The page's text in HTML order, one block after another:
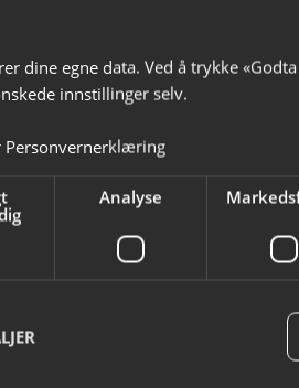
en e-post
dine egne data. Ved å trykke
innstillinger selv.
Personvernerklæring
Analyse